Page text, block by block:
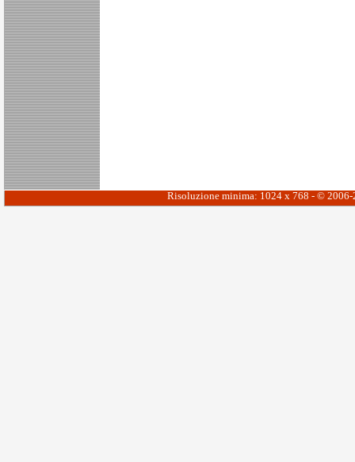
Risoluzione minima: 1024 x 768 - ©